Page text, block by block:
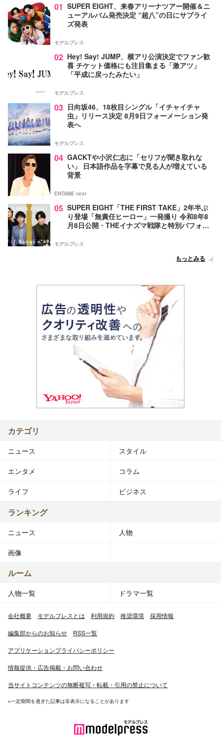
01 SUPER EIGHT、来春アリーナツアー開催＆ニ
ューアルバム発売決定 “超八”の日にサプライ
ズ発表
モデルプレス
02 Hey! Say! JUMP、横アリ公演決定でファン歓
喜 チケット価格にも注目集まる「激アツ」
「平成に戻ったみたい」
モデルプレス
03 日向坂46、18枚目シングル「イチャイチャ
虫」リリース決定 8月9日フォーメーション発
表へ
モデルプレス
04 GACKTや小沢仁志に「セリフが聞き取れな
い」 日本語作品を字幕で見る人が増えている
背景
ENTAME next
05 SUPER EIGHT「THE FIRST TAKE」2年半ぶ
り登場「無責任ヒーロー」一発撮り 令和8年8
月8日公開・THEイナズマ戦隊と特別パフォー
モデルプレス
もっとみる
カテゴリ
ニュース スタイル
エンタメ コラム
ライフ ビジネス
ランキング
ニュース 人物
画像
ルーム
人物一覧 ドラマ一覧
会社概要 モデルプレスとは 利用規約 推奨環境 採用情報
編集部からのお知らせ RSS一覧
アプリケーションプライバシーポリシー
情報提供・広告掲載・お問い合わせ
当サイトコンテンツの無断複写・転載・引用の禁止について
※一定期間を過ぎた記事は非表示になることがあります